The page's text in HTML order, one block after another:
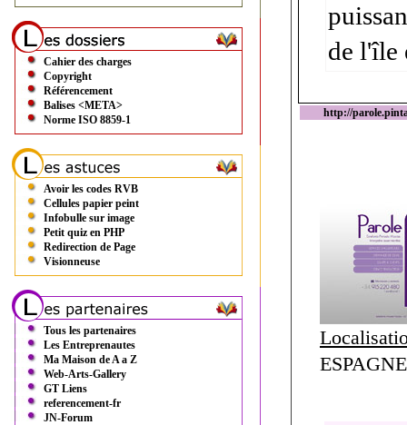
Cahier des charges
Copyright
Référencement
Balises <META>
Norme ISO 8859-1
Avoir les codes RVB
Cellules papier peint
Infobulle sur image
Petit quiz en PHP
Redirection de Page
Visionneuse
Tous les partenaires
Les Entreprenautes
Ma Maison de A a Z
Web-Arts-Gallery
GT Liens
referencement-fr
JN-Forum
de l'île
http://